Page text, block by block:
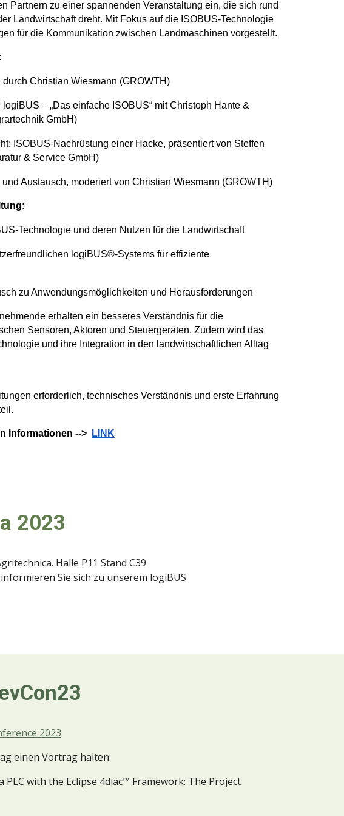
Partnern zu einer spannenden Veranstaltung ein, die sich rund
Landwirtschaft dreht. Mit Fokus auf die ISOBUS-Technologie
für die Kommunikation zwischen Landmaschinen vorgestellt.
durch Christian Wiesmann (GROWTH)
– „Das einfache ISOBUS“ mit Christoph Hante &
GmbH)
ISOBUS-Nachrüstung einer Hacke, präsentiert von Steffen
& Service GmbH)
Austausch, moderiert von Christian Wiesmann (GROWTH)
Technologie und deren Nutzen für die Landwirtschaft
logiBUS®-Systems für effiziente
zu Anwendungsmöglichkeiten und Herausforderungen
erhalten ein besseres Verständnis für die
Sensoren, Aktoren und Steuergeräten. Zudem wird das
und ihre Integration in den landwirtschaftlichen Alltag
erforderlich, technisches Verständnis und erste Erfahrung
Informationen --> LINK
2023
Halle P11 Stand C39
Sie sich zu unserem logiBUS
2023
einen Vortrag halten:
PLC with the Eclipse 4diac™ Framework: The Project